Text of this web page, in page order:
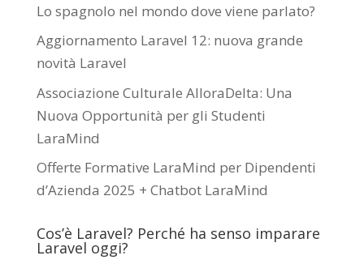
Lo spagnolo nel mondo dove viene parlato?
Aggiornamento Laravel 12: nuova grande
novità Laravel
Associazione Culturale AlloraDelta: Una
Nuova Opportunità per gli Studenti
LaraMind
Offerte Formative LaraMind per Dipendenti
d’Azienda 2025 + Chatbot LaraMind
Cos’è Laravel? Perché ha senso imparare
Laravel oggi?